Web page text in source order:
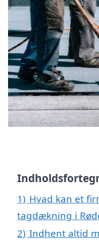
1) Hvad kan et
tagdækning i
2) Indhent altid